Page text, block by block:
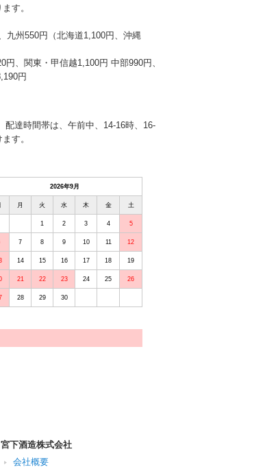
す。
九州550円（北海道1,100円、沖縄
、関東・甲信越1,100円 中部990円、
円
達時間帯は、午前中、14-16時、16-
す。
2026年9月
月 火 水 木 金 土
1 2 3 4 5
7 8 9 10 11 12
14 15 16 17 18 19
21 22 23 24 25 26
28 29 30
宮下酒造株式会社
会社概要